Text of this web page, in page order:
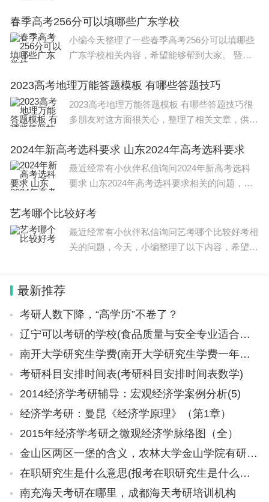
的提高，对口腔健康和美观的重视程度越来越高。牙
齿矫正、种植牙等口腔治疗项目的需求不断增加。
高考分数线为：本科批472分，特殊类型招生控
制线563分。 一
春季高考256分可以填哪些广东学校
小编今天整理了一些春季高考256分可以填哪些
广东学校相关内容，希望能够帮到大家。 暨南
江：综合642分，天津：综合621分，江苏：物
理类598分、历史类594分，广东：物理类586分
2023高考地理万能答题模板 有哪些答题技巧
2023高考地理万能答题模板 有哪些答题技巧很
多朋友对这方面很关心，整理了相关文章，供大
是两回事。如果你感觉上课听懂了，答题又答不
好，这时你要多研究答题的方
2024年新高考选科要求 山东2024年高考选科要求
最近经常有小伙伴私信询问2024年新高考选科
要求 山东2024年高考选科要求相关的问题，今
帮助。 2024年新高考选科要求如下： 教育部要
求同一高校相
艺考哪个比较好考
最近经常有小伙伴私信询问艺考哪个比较好考相
关的问题，今天，小编整理了以下内容，希望可
最新推荐
考研人数下降，“高学历”不卷了？
辽宁可以考研的学校(食品质量与安全专业适合考研么)
南开大学研究生学费(南开大学研究生学费一年多少钱)
考研科目安排时间表(考研科目安排时间表数学)
2014经济学考研辅导：宏观经济学案例分析(5)
经济学考研：曼昆《经济学原理》（第1章）
2015年经济学考研之微观经济学脉络图（全）
金山区两区一堡的含义，农林大学金山学院有研究生吗
在职研究生是什么意思(报考在职研究生是什么意思)
南充海天考研在哪里，成都海天考研培训机构